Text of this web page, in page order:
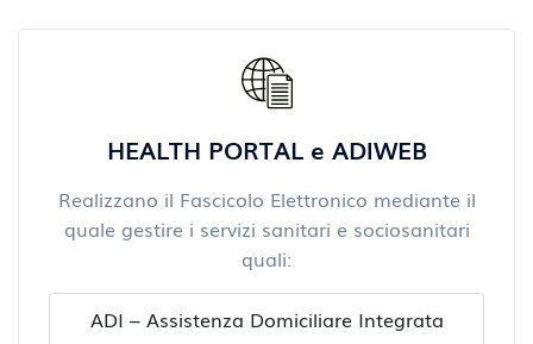
HEALTH PORTAL e ADIWEB
Realizzano il Fascicolo Elettronico mediante il
quale gestire i servizi sanitari e sociosanitari
quali:
ADI – Assistenza Domiciliare Integrata